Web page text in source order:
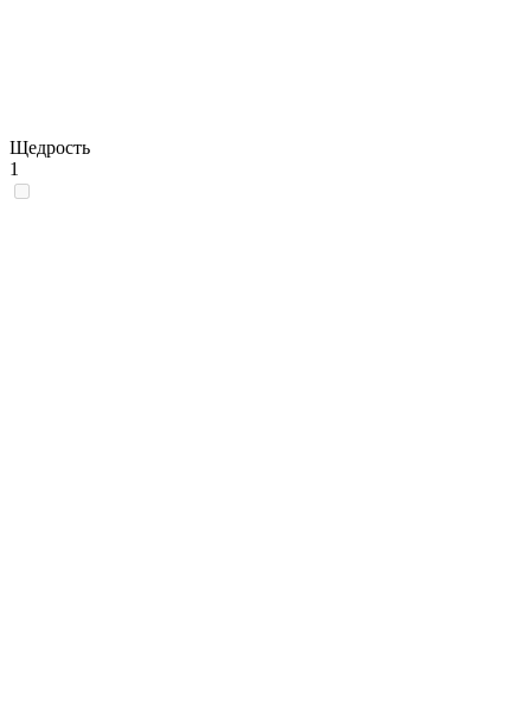
Щедрость
1